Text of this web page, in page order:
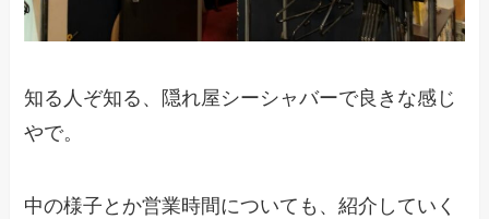
知る人ぞ知る、隠れ屋シーシャバーで良きな感じ
やで。
中の様子とか営業時間についても、紹介していく